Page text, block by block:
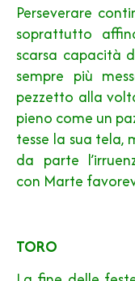
Perseverare
soprattutto
scarsa capacità
sempre più
pezzetto alla
pieno come un
tesse la sua
da parte
con Marte
TORO